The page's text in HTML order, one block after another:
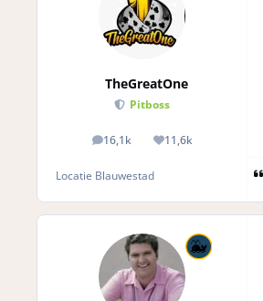
TheGreatOne
Pitboss
16,1k
posts 11,6k
Reputation
Locatie Blauwestad